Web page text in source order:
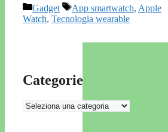
Categorie
Gadget Tag
App smartwatch, Apple
Watch, Tecnologia wearable
Categorie
Categorie